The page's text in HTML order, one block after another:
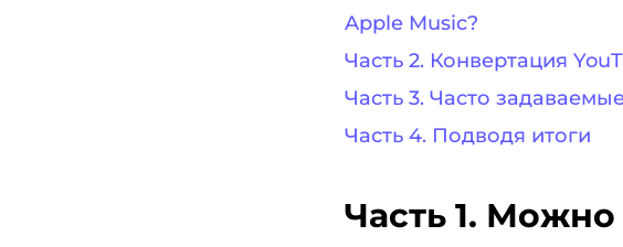
Apple Music?
Часть 2. Конвертация
Часть 3. Часто
Часть 4. Подводя итоги
Часть 1.